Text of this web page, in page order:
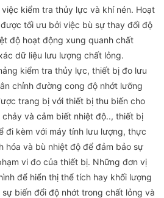
kiểm tra thủy lực và khí nén. Hoạt
tối ưu bởi việc bù sự thay đổi độ
độ hoạt động xung quanh chất
dữ liệu lưu lượng chất lỏng.
kiểm tra thủy lực, thiết bị đo lưu
chỉnh đường cong độ nhớt lưỡng
trang bị với thiết bị thu biến cho
và cảm biết nhiệt độ.., thiết bị
đi kèm với máy tính lưu lượng, thực
hóa và bù nhiệt độ để đảm bảo sự
vi đo của thiết bị. Những đơn vị
để hiển thị thể tích hay khối lượng
biến đổi độ nhớt trong chất lỏng và